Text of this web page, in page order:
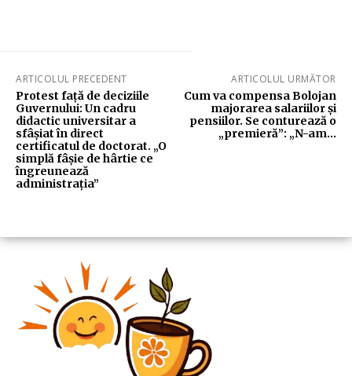
ARTICOLUL PRECEDENT
Protest față de deciziile
Guvernului: Un cadru
didactic universitar a
sfâșiat în direct
certificatul de doctorat. „O
simplă fâșie de hârtie ce
îngreunează
administrația”
ARTICOLUL URMĂTOR
Cum va compensa Bolojan
majorarea salariilor și
pensiilor. Se conturează o
„premieră”: „N-am…